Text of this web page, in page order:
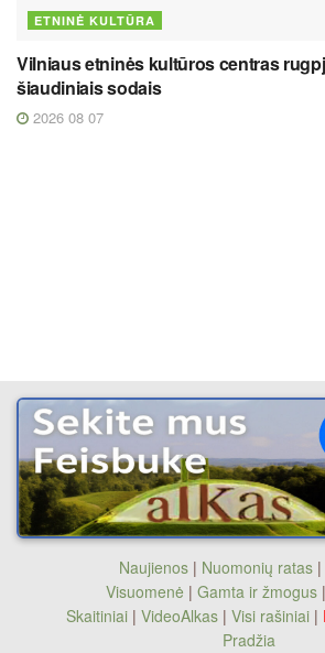
ETNINĖ KULTŪRA
Vilniaus etninės kultūros centras
šiaudiniais sodais
2026 08 07
Naujienos| Nuomonių ratas|
Visuomenė | Gamta ir žmogus |
Skaitiniai | VideoAlkas | Visi rašiniai |
Pradžia